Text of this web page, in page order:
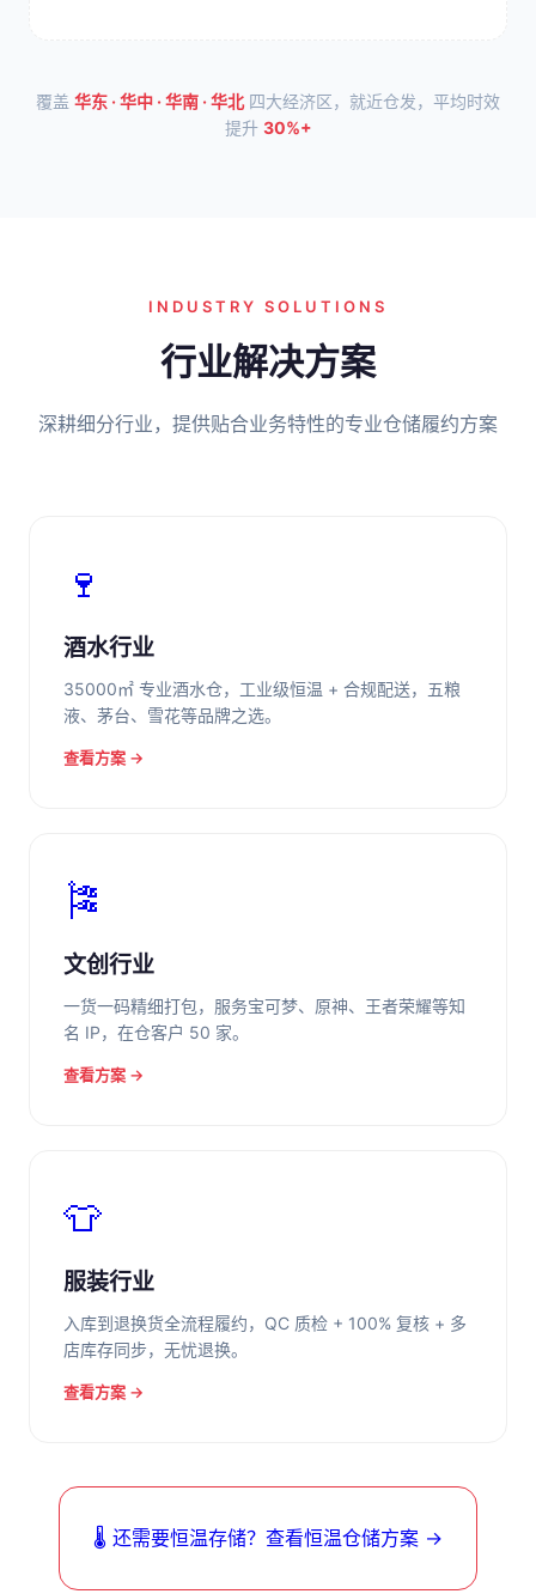
覆盖 华东 · 华中 · 华南 · 华北四大经济区，就近仓发，平均时效
提升 30%+
INDUSTRY SOLUTIONS
行业解决方案
深耕细分行业，提供贴合业务特性的专业仓储履约方案
🍷
酒水行业
35000㎡ 专业酒水仓，工业级恒温 + 合规配送，五粮
液、茅台、雪花等品牌之选。
查看方案 →
🎏
文创行业
一货一码精细打包，服务宝可梦、原神、王者荣耀等知
名 IP，在仓客户 50 家。
查看方案 →
👕
服装行业
入库到退换货全流程履约，QC 质检 + 100% 复核 + 多
店库存同步，无忧退换。
查看方案 →
🌡️ 还需要恒温存储？查看恒温仓储方案 →